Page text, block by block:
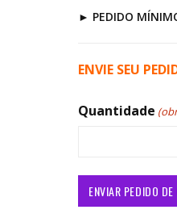
► PEDIDO
ENVIE SEU
Quantidade